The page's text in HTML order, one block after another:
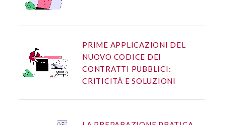
PRIME APPLICAZIONI DEL
NUOVO CODICE DEI
CONTRATTI PUBBLICI:
CRITICITÀ E SOLUZIONI